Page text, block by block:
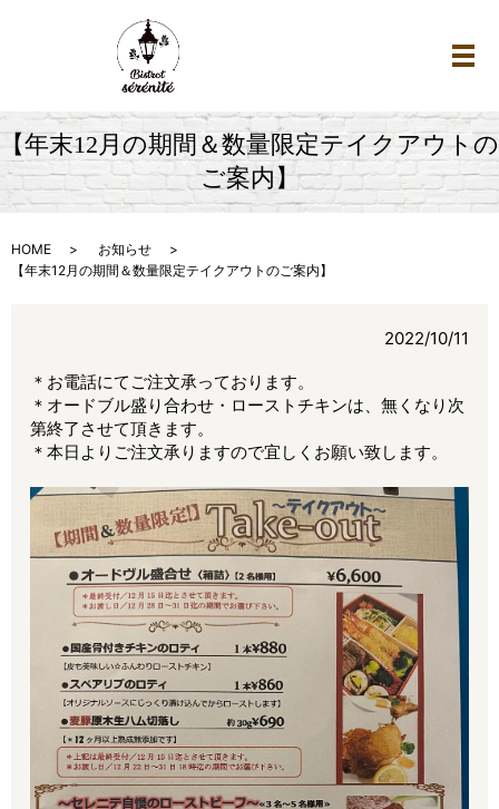
メ
【年末12月の期間＆数量限定テイクアウトの
ご案内】
HOME
お知らせ
【年末12月の期間＆数量限定テイクアウトのご案内】
2022/10/11
＊お電話にてご注文承っております。
＊オードブル盛り合わせ・ローストチキンは、無くなり次
第終了させて頂きます。
＊本日よりご注文承りますので宜しくお願い致します。